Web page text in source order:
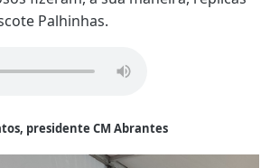
Palhinhas.
presidente CM Abrantes